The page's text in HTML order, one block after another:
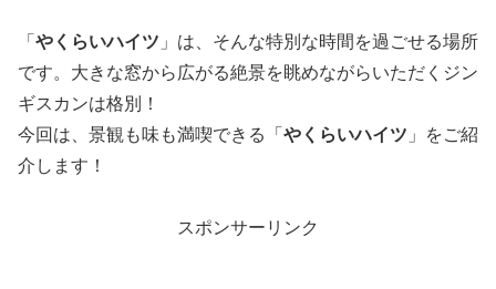
「 やくらいハイツ 」は、そんな特別な時間を過ごせる場所
です。大きな窓から広がる絶景を眺めながらいただくジン
ギスカンは格別！
今回は、景観も味も満喫できる「 やくらいハイツ 」をご紹
介します！
スポンサーリンク